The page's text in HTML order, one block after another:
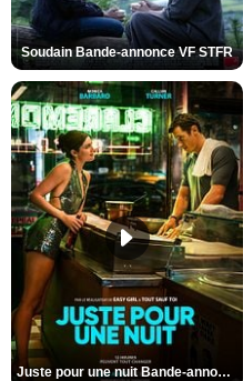
Soudain Bande-annonce VF STFR
Juste pour une nuit Bande-annonce VO STFR